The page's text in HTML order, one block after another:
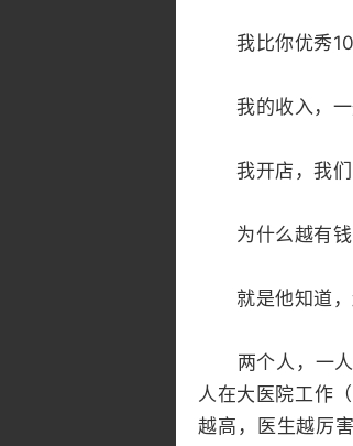
我比你优秀
我的收入，一
我开店，我们
为什么越有钱
就是他知道，
两个人，一人
人在大医院工作
越高，医生越厉